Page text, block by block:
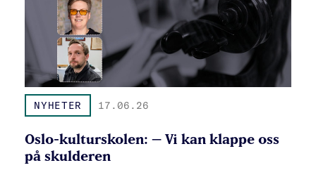
NYHETER 17.06.26
Oslo-kulturskolen: – Vi kan klappe oss
på skulderen